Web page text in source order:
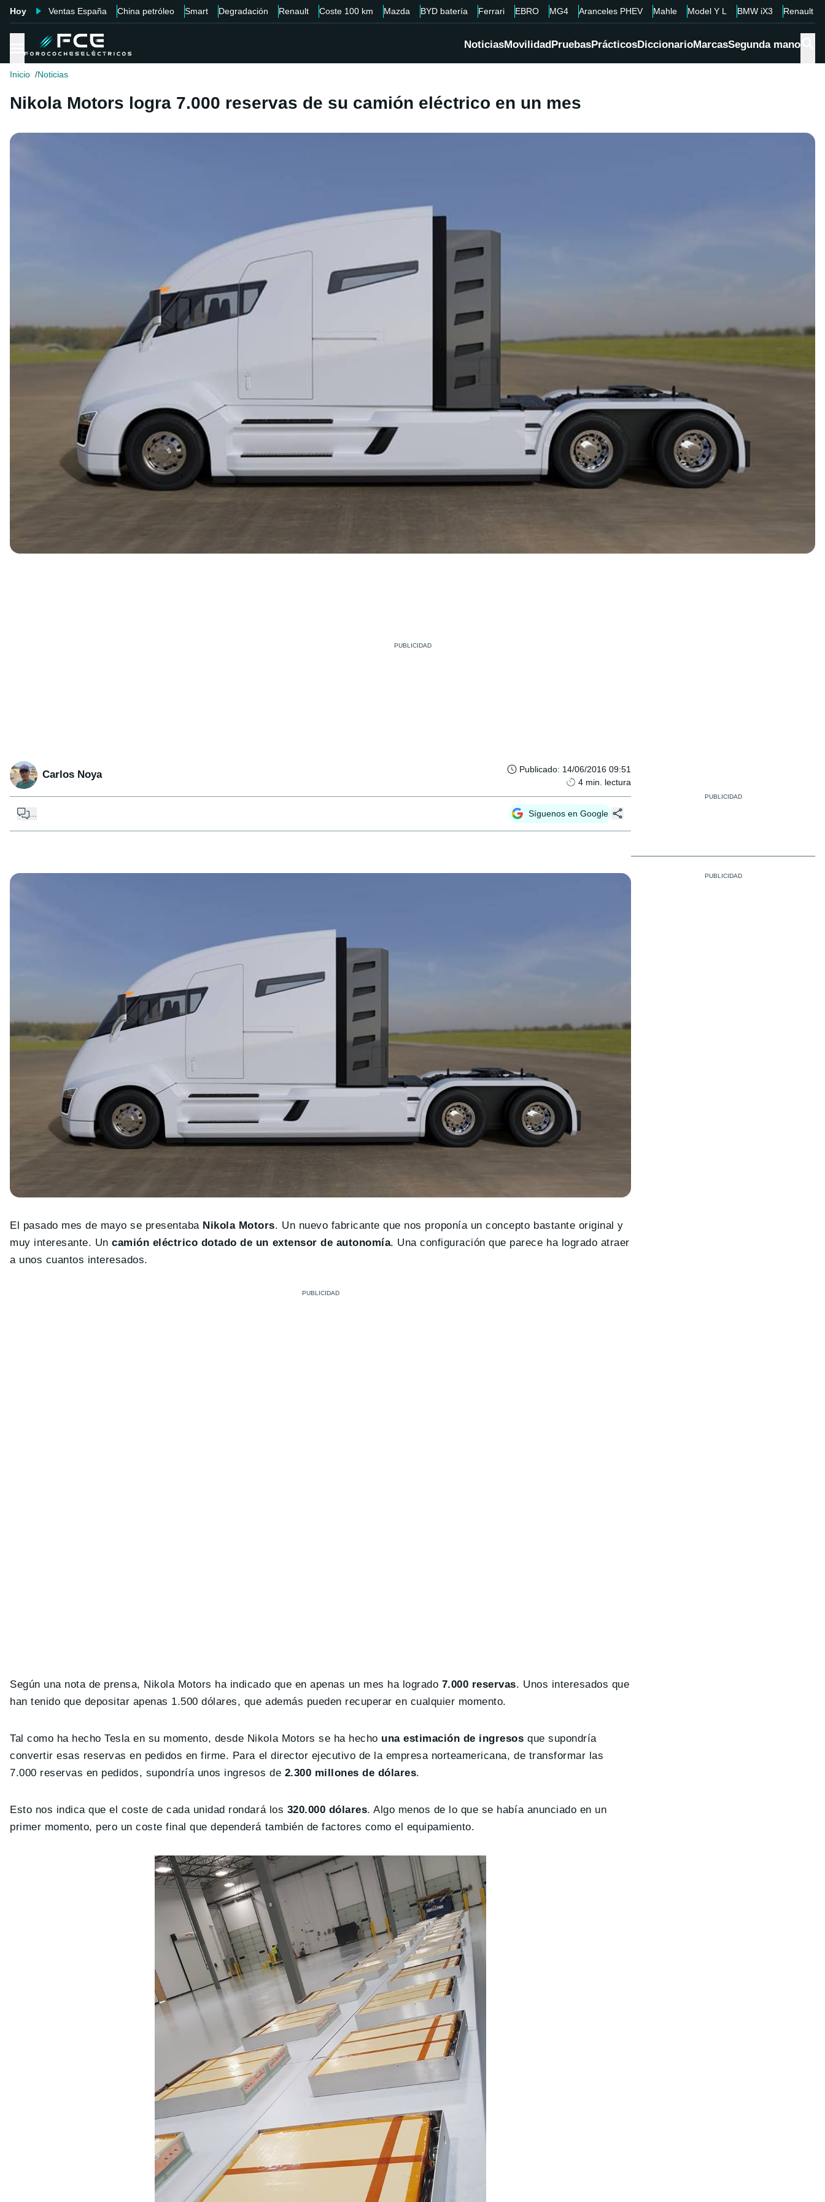
Hoy Ventas España China petróleo Smart Degradación Renault Coste 100 km Mazda BYD batería Ferrari EBRO MG4 Aranceles PHEV Mahle Model Y L BMW iX3 Renault
NoticiasMovilidadPruebasPrácticosDiccionarioMarcasSegunda mano
Inicio Noticias
Nikola Motors logra 7.000 reservas de su camión eléctrico en un mes
Carlos Noya Publicado: 14/06/2016 09:51
4 min. lectura
Síguenos en Google
El pasado mes de mayo se presentaba Nikola Motors. Un nuevo fabricante que nos proponía un concepto bastante original y
muy interesante. Uncamión eléctrico dotado de un extensor de autonomía. Una configuración que parece ha logrado atraer
a unos cuantos interesados.
Según una nota de prensa, Nikola Motors ha indicado que en apenas un mes ha logrado 7.000 reservas. Unos interesados que
han tenido que depositar apenas 1.500 dólares, que además pueden recuperar en cualquier momento.
Tal como ha hecho Tesla en su momento, desde Nikola Motors se ha hecho una estimación de ingresos que supondría
convertir esas reservas en pedidos en firme. Para el director ejecutivo de la empresa norteamericana, de transformar las
7.000 reservas en pedidos, supondría unos ingresos de 2.300 millones de dólares.
Esto nos indica que el coste de cada unidad rondará los 320.000 dólares. Algo menos de lo que se había anunciado en un
primer momento, pero un coste final que dependerá también de factores como el equipamiento.